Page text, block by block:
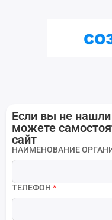
Если вы не
можете
сайт
НАИМЕНОВАНИЕ
ТЕЛЕФОН *